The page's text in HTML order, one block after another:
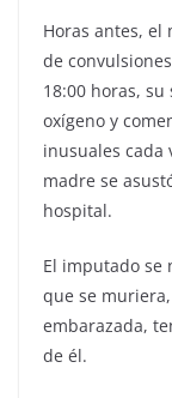
Horas antes, el
de
18:00 horas,
oxígeno y
inusuales cada
madre se
hospital.
El imputado se
que se
embarazada,
de él.